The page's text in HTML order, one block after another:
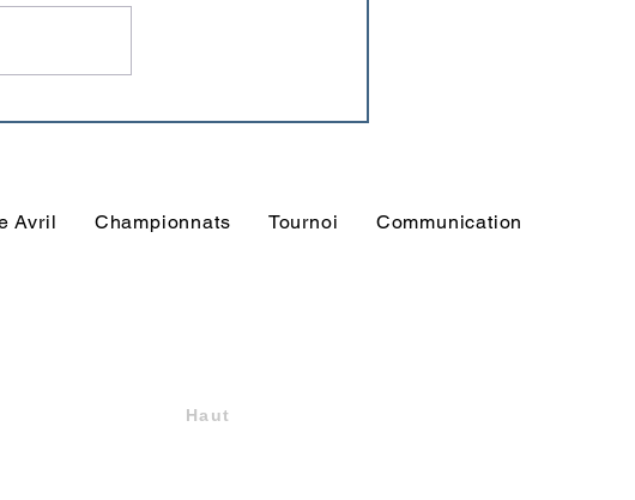
Avril Championnats Tournoi Communication
Haut